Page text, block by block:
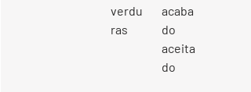
verdu
ras
acaba
do
aceita
do